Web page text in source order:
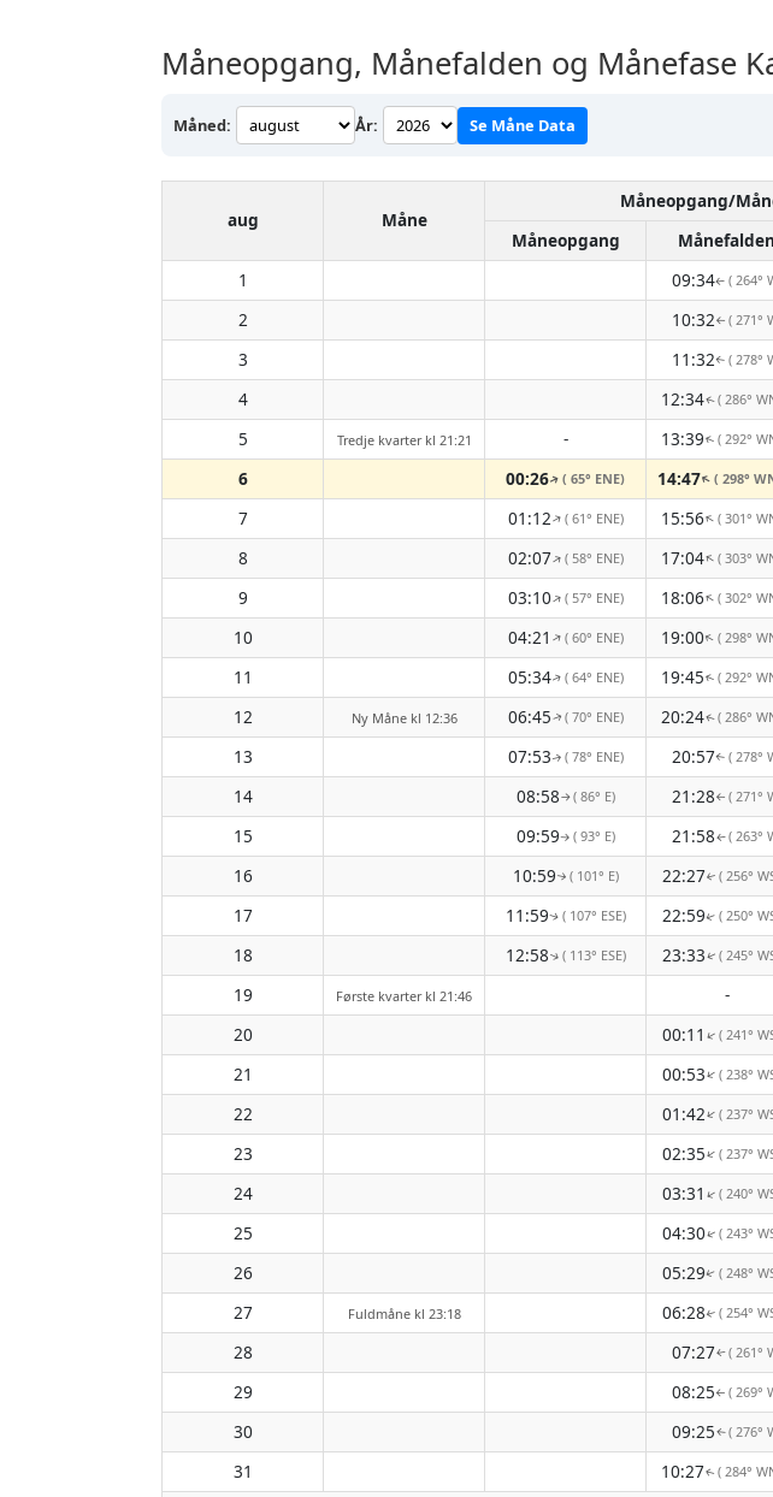
Måneopgang, Månefalden og Månefase
Måned: År: Se Måne Data
aug Måne
Måneopgang/
Måneopgang
Månefalden
1
09:34↑ ( 264°
2
10:32↑ ( 271°
3
11:32↑( 278°
4
12:34↑( 286°
5
Tredje kvarter kl 21:21 - 13:39↑( 292°
6
00:26↑( 65° ENE) 14:47↑( 298°
7
01:12↑( 61° ENE) 15:56↑( 301°
8
02:07↑( 58° ENE) 17:04↑( 303°
9
03:10↑( 57° ENE) 18:06↑( 302°
10
04:21↑( 60° ENE) 19:00↑( 298°
11
05:34↑( 64° ENE) 19:45↑( 292°
12
Ny Måne kl 12:36 06:45↑( 70° ENE) 20:24↑( 286°
13
07:53↑( 78° ENE) 20:57↑( 278°
14
08:58↑ ( 86° E) 21:28↑ ( 271°
15
09:59↑ ( 93° E) 21:58↑( 263°
16
10:59↑( 101° E) 22:27↑( 256°
17
11:59↑( 107° ESE) 22:59↑( 250°
18
12:58↑( 113° ESE) 23:33↑( 245°
19
Første kvarter kl 21:46 -
20
00:11 ↑( 241°
21
00:53↑( 238°
22
01:42↑( 237°
23
02:35↑( 237°
24
03:31↑( 240°
25
04:30↑( 243°
26
05:29↑( 248°
27
Fuldmåne kl 23:18 06:28↑( 254°
28
07:27↑( 261°
29
08:25↑ ( 269°
30
09:25↑( 276°
31
10:27↑( 284°